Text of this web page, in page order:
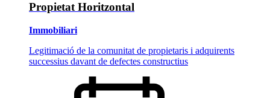
Propietat Horitzontal
Immobiliari
Legitimació de la comunitat de propietaris i adquirents
successius davant de defectes constructius